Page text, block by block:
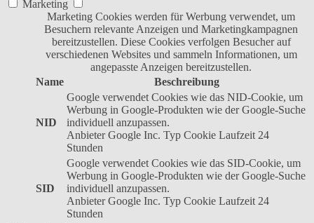
Marketing
Marketing Cookies werden für Werbung verwendet, um
Besuchern relevante Anzeigen und Marketingkampagnen
bereitzustellen. Diese Cookies verfolgen Besucher auf
verschiedenen Websites und sammeln Informationen, um
angepasste Anzeigen bereitzustellen.
Name
Beschreibung
NID
Google verwendet Cookies wie das NID-Cookie, um
Werbung in Google-Produkten wie der Google-Suche
individuell anzupassen.
Anbieter Google Inc. Typ Cookie Laufzeit 24
Stunden
SID
Google verwendet Cookies wie das SID-Cookie, um
Werbung in Google-Produkten wie der Google-Suche
individuell anzupassen.
Anbieter Google Inc. Typ Cookie Laufzeit 24
Stunden